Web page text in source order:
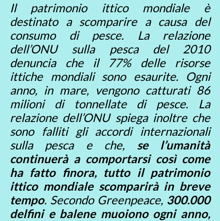
Il patrimonio ittico mondiale è
destinato a scomparire a causa del
consumo di pesce. La relazione
dell’ONU sulla pesca del 2010
denuncia che il 77% delle risorse
ittiche mondiali sono esaurite. Ogni
anno, in mare, vengono catturati 86
milioni di tonnellate di pesce. La
relazione dell’ONU spiega inoltre che
sono falliti gli accordi internazionali
sulla pesca e che, se l’umanità
continuerà a comportarsi così come
ha fatto finora, tutto il patrimonio
ittico mondiale scomparirà in breve
tempo. Secondo Greenpeace, 300.000
delfini e balene muoiono ogni anno,